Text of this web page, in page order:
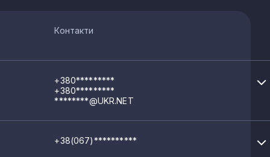
Контакти
+380*********
+380*********
********@UKR.NET
+38(067)**********